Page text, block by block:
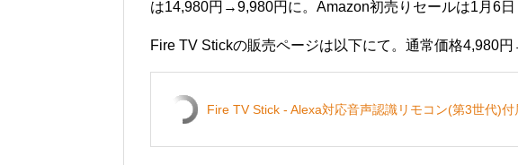
は14,980円→9,980円に。Amazon初売りセールは1月6日
Fire TV Stickの販売ページは以下にて。通常価格4,980円
Fire TV Stick - Alexa対応音声認識リモコン(第3世代)